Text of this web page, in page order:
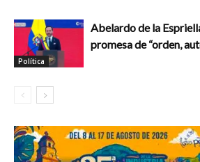
Política
Abelardo de la
promesa de “orden,